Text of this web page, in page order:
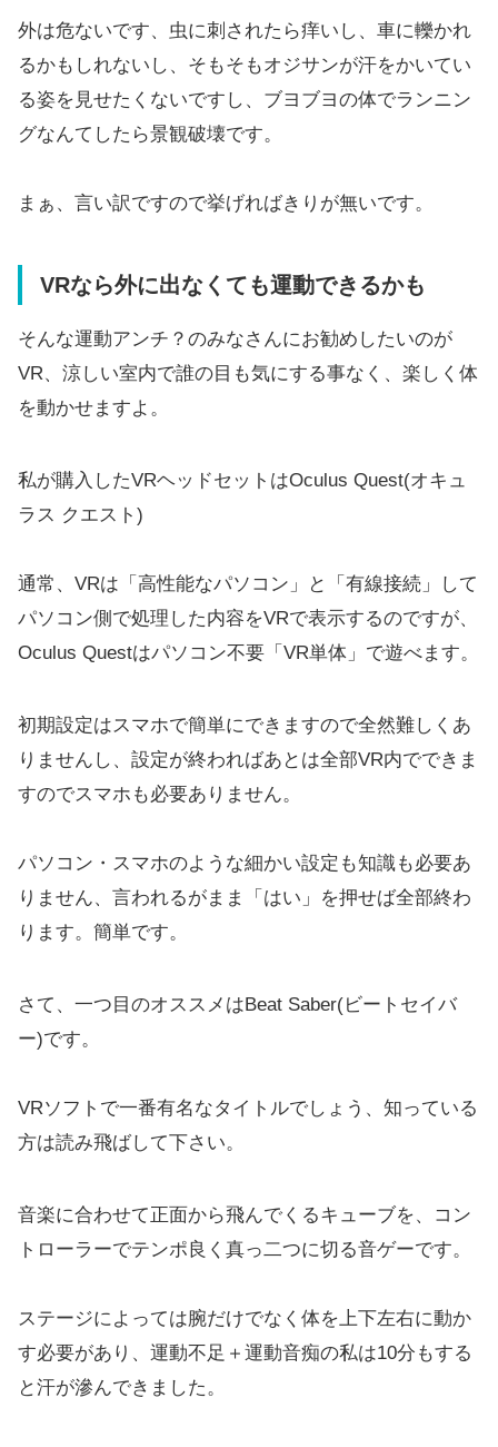
外は危ないです、虫に刺されたら痒いし、車に轢かれ
るかもしれないし、そもそもオジサンが汗をかいてい
る姿を見せたくないですし、ブヨブヨの体でランニン
グなんてしたら景観破壊です。
まぁ、言い訳ですので挙げればきりが無いです。
VRなら外に出なくても運動できるかも
そんな運動アンチ？のみなさんにお勧めしたいのが
VR、涼しい室内で誰の目も気にする事なく、楽しく体
を動かせますよ。
私が購入したVRヘッドセットはOculus Quest(オキュ
ラス クエスト)
通常、VRは「高性能なパソコン」と「有線接続」して
パソコン側で処理した内容をVRで表示するのですが、
Oculus Questはパソコン不要「VR単体」で遊べます。
初期設定はスマホで簡単にできますので全然難しくあ
りませんし、設定が終わればあとは全部VR内でできま
すのでスマホも必要ありません。
パソコン・スマホのような細かい設定も知識も必要あ
りません、言われるがまま「はい」を押せば全部終わ
ります。簡単です。
さて、一つ目のオススメはBeat Saber(ビートセイバ
ー)です。
VRソフトで一番有名なタイトルでしょう、知っている
方は読み飛ばして下さい。
音楽に合わせて正面から飛んでくるキューブを、コン
トローラーでテンポ良く真っ二つに切る音ゲーです。
ステージによっては腕だけでなく体を上下左右に動か
す必要があり、運動不足＋運動音痴の私は10分もする
と汗が滲んできました。